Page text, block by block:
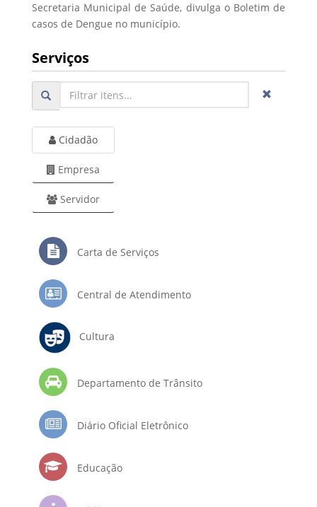
Secretaria Municipal de Saúde, divulga o Boletim de
casos de Dengue no município.
Serviços
Cidadão
Empresa
Servidor
Carta de Serviços
Central de Atendimento
Cultura
Departamento de Trânsito
Diário Oficial Eletrônico
Educação